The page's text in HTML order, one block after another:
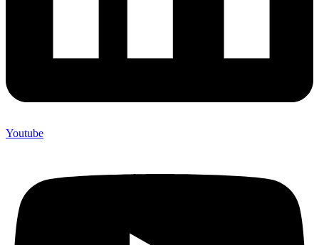
Youtube